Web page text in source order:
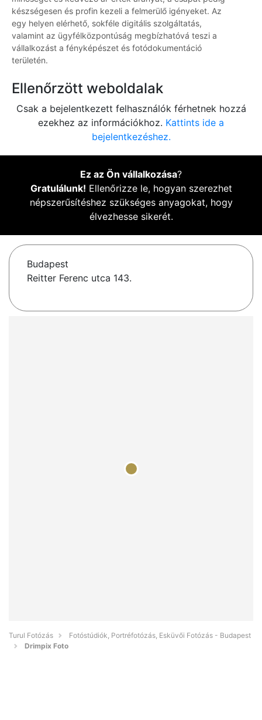
készségesen és profin kezeli a felmerülő igényeket. Az
egy helyen elérhető, sokféle digitális szolgáltatás,
valamint az ügyfélközpontúság megbízhatóvá teszi a
vállalkozást a fényképészet és fotódokumentáció
területén.
Ellenőrzött weboldalak
Csak a bejelentkezett felhasználók férhetnek hozzá
ezekhez az információkhoz. Kattints ide a
bejelentkezéshez.
Ez az Ön vállalkozása?
Gratulálunk! Ellenőrizze le, hogyan szerezhet
népszerűsítéshez szükséges anyagokat, hogy
élvezhesse sikerét.
Budapest
Reitter Ferenc utca 143.
Turul Fotózás
Fotóstúdiók, Portréfotózás, Esküvői Fotózás - Budapest
Drimpix Foto